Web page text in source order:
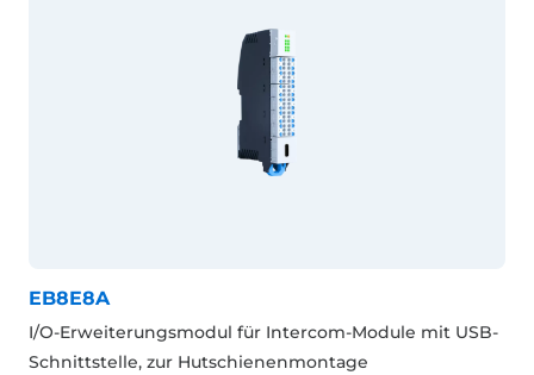
EB8E8A
I/O-Erweiterungsmodul für Intercom-Module mit USB-
Schnittstelle, zur Hutschienenmontage